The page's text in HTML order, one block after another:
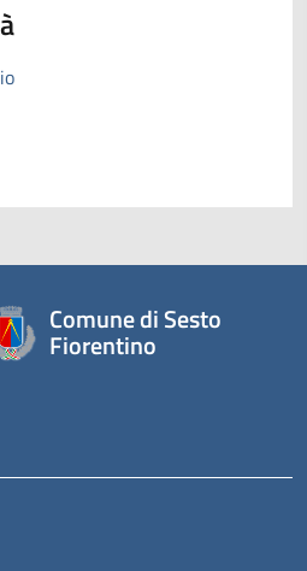
Comune di Sesto
Fiorentino